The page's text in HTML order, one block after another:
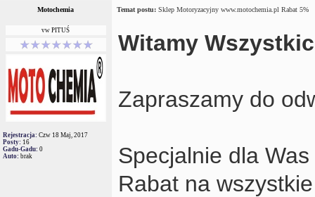
Motochemia Temat postu: Sklep Motoryzacyjny www.motochemia.pl Rabat 5%
vw PITUŚ
Rejestracja: Czw 18 Maj, 2017
Posty: 16
Gadu-Gadu: 0
Auto: brak
Witamy
Zapraszamy do
Specjalnie dla
Rabat na